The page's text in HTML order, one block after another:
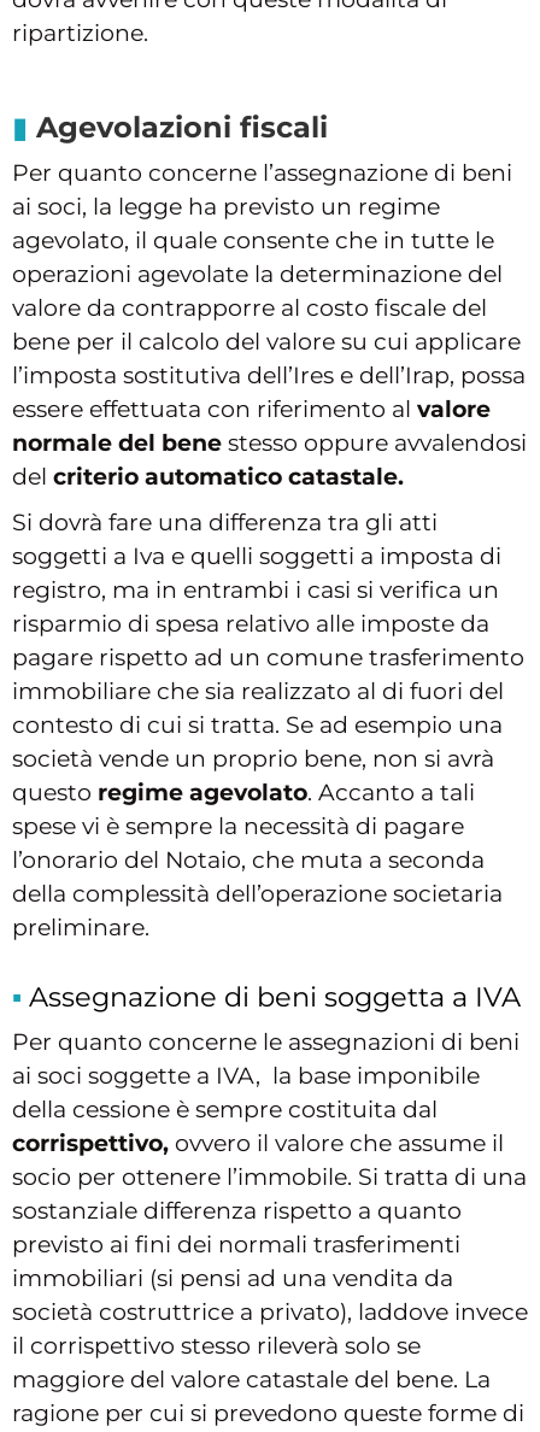
ripartizione.
Agevolazioni fiscali
Per quanto concerne l’assegnazione di beni
ai soci, la legge ha previsto un regime
agevolato, il quale consente che in tutte le
operazioni agevolate la determinazione del
valore da contrapporre al costo fiscale del
bene per il calcolo del valore su cui applicare
l’imposta sostitutiva dell’Ires e dell’Irap, possa
essere effettuata con riferimento al valore
normale del bene stesso oppure avvalendosi
del criterio automatico catastale.
Si dovrà fare una differenza tra gli atti
soggetti a Iva e quelli soggetti a imposta di
registro, ma in entrambi i casi si verifica un
risparmio di spesa relativo alle imposte da
pagare rispetto ad un comune trasferimento
immobiliare che sia realizzato al di fuori del
contesto di cui si tratta. Se ad esempio una
società vende un proprio bene, non si avrà
questo regime agevolato. Accanto a tali
spese vi è sempre la necessità di pagare
l’onorario del Notaio, che muta a seconda
della complessità dell’operazione societaria
preliminare.
Assegnazione di beni soggetta a IVA
Per quanto concerne le assegnazioni di beni
ai soci soggette a IVA, la base imponibile
della cessione è sempre costituita dal
corrispettivo, ovvero il valore che assume il
socio per ottenere l’immobile. Si tratta di una
sostanziale differenza rispetto a quanto
previsto ai fini dei normali trasferimenti
immobiliari (si pensi ad una vendita da
società costruttrice a privato), laddove invece
il corrispettivo stesso rileverà solo se
maggiore del valore catastale del bene. La
ragione per cui si prevedono queste forme di